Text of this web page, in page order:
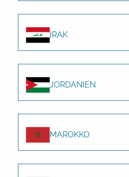
IRAK
JORDANIEN
MAROKKO